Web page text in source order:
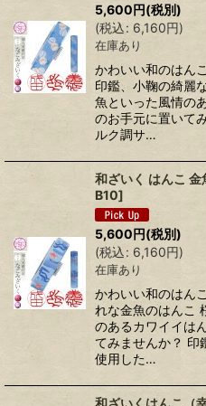
5,600円(税別)
(税込: 6,160円)
在庫あり
かわいい和のはん
印鑑、小鞠の綺麗
魚といった風情の
のお手元に置いて
ルク調サ…
和ざいく はんこ
B10]
5,600円(税別)
(税込: 6,160円)
在庫あり
かわいい和のはん
れな金魚のはんこ
のあるカワイイは
てみませんか？ 印
使用した…